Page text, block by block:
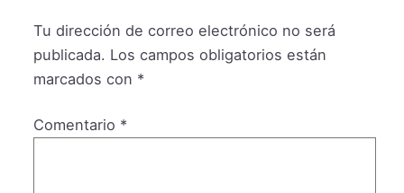
Tu dirección de correo electrónico no será
publicada. Los campos obligatorios están
marcados con *
Comentario *